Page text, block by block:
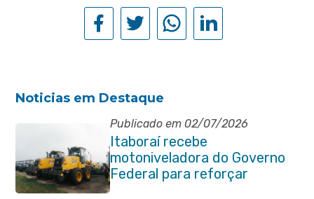
Noticias em Destaque
Publicado em 02/07/2026
Itaboraí recebe
motoniveladora do Governo
Federal para reforçar
serviços de infraestrutura